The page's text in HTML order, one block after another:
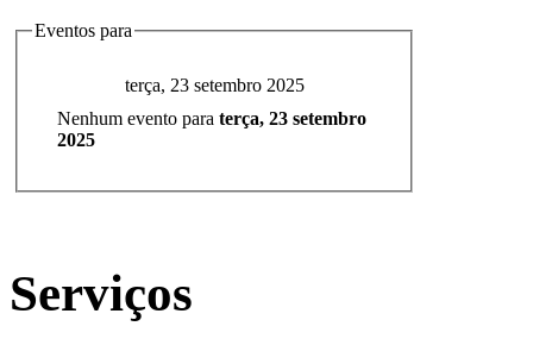
Eventos para
terça, 23 setembro 2025
Nenhum evento para terça, 23 setembro
2025
Serviços